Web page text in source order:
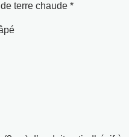
terre chaude *